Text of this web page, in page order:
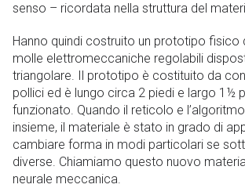
senso – ricordata nella struttura del
Hanno quindi costruito un prototipo fisico
molle elettromeccaniche regolabili
triangolare. Il prototipo è costituito da
pollici ed è lungo circa 2 piedi e largo 1½
funzionato. Quando il reticolo e
insieme, il materiale è stato in grado di
cambiare forma in modi particolari se
diverse. Chiamiamo questo nuovo
neurale meccanica.